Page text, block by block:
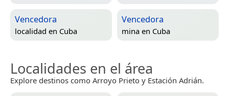
Vencedora
localidad en Cuba
Vencedora
mina en Cuba
Localidades en el área
Explore destinos como Arroyo Prieto y Estación Adrián.